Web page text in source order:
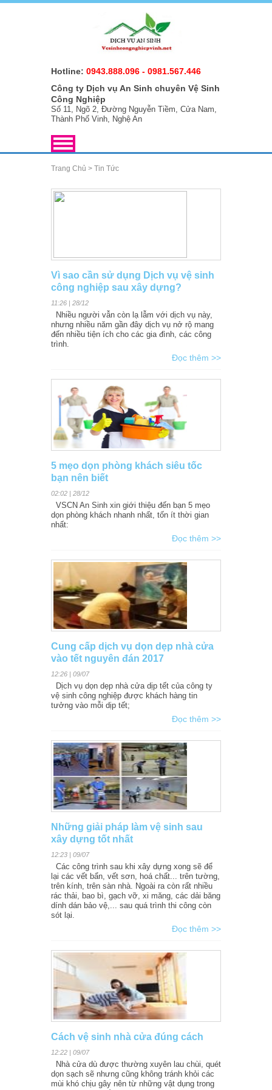
Hotline: 0943.888.096 - 0981.567.446
Công ty Dịch vụ An Sinh chuyên Vệ Sinh
Công Nghiệp
Số 11, Ngõ 2, Đường Nguyễn Tiềm, Cửa Nam,
Thành Phố Vinh, Nghệ An
Trang Chủ > Tin Tức
Vì sao cần sử dụng Dịch vụ vệ sinh
công nghiệp sau xây dựng?
11:26 | 28/12
Nhiều người vẫn còn lạ lẫm với dịch vụ này,
nhưng nhiều năm gần đây dịch vụ nở rộ mang
đến nhiều tiện ích cho các gia đình, các công
trình.
Đọc thêm >>
5 mẹo dọn phòng khách siêu tốc
bạn nên biết
02:02 | 28/12
VSCN An Sinh xin giới thiệu đến bạn 5 mẹo
dọn phòng khách nhanh nhất, tốn ít thời gian
nhất:
Đọc thêm >>
Cung cấp dịch vụ dọn dẹp nhà cửa
vào tết nguyên đán 2017
12:26 | 09/07
Dịch vụ dọn dẹp nhà cửa dịp tết của công ty
vệ sinh công nghiệp được khách hàng tin
tưởng vào mỗi dịp tết;
Đọc thêm >>
Những giải pháp làm vệ sinh sau
xây dựng tốt nhất
12:23 | 09/07
Các công trình sau khi xây dựng xong sẽ để
lại các vết bẩn, vết sơn, hoá chất... trên tường,
trên kính, trên sàn nhà. Ngoài ra còn rất nhiều
rác thải, bao bì, gạch vỡ, xi măng, các dải băng
dính dán bảo vệ,... sau quá trình thi công còn
sót lại.
Đọc thêm >>
Cách vệ sinh nhà cửa đúng cách
12:22 | 09/07
Nhà cửa dù được thường xuyên lau chùi, quét
dọn sạch sẽ nhưng cũng không tránh khỏi các
mùi khó chịu gây nên từ những vật dụng trong